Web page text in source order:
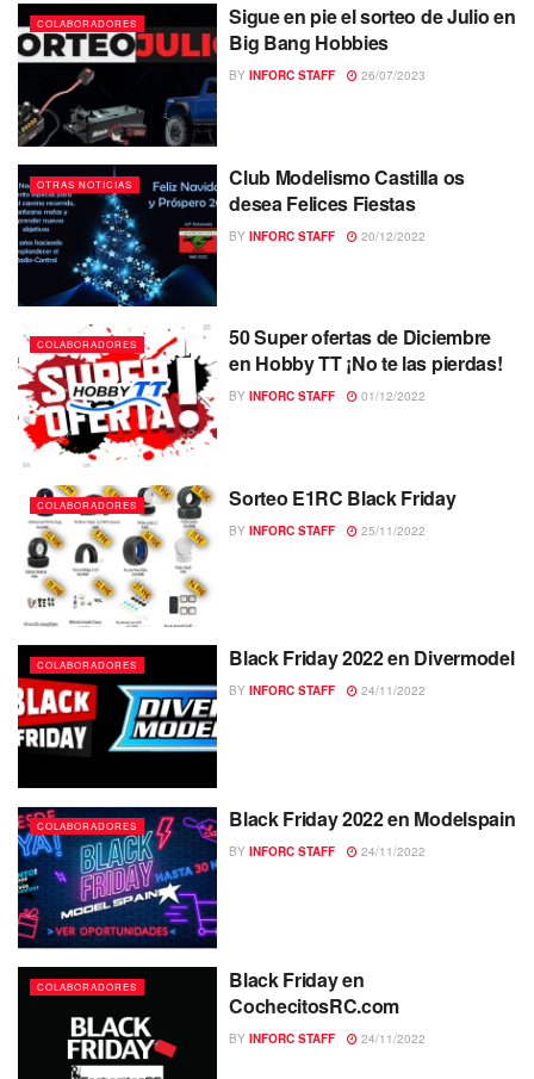
COLABORADORES
Sigue en pie el sorteo de Julio en
Big Bang Hobbies
BY INFORC STAFF 26/07/2023
OTRAS NOTICIAS
Club Modelismo Castilla os
desea Felices Fiestas
BY INFORC STAFF 20/12/2022
COLABORADORES
50 Super ofertas de Diciembre
en Hobby TT ¡No te las pierdas!
BY INFORC STAFF 01/12/2022
COLABORADORES Sorteo E1RC Black Friday
BY INFORC STAFF 25/11/2022
COLABORADORES Black Friday 2022 en Divermodel
BY INFORC STAFF 24/11/2022
COLABORADORES Black Friday 2022 en Modelspain
BY INFORC STAFF 24/11/2022
COLABORADORES
Black Friday en
CochecitosRC.com
BY INFORC STAFF 24/11/2022